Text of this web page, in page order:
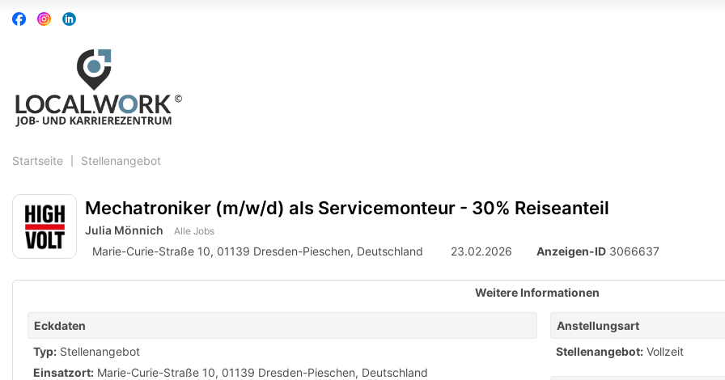
Accessibility
Modus
zum
Inhalt
Auf Auf
folgen
Auf
folgen
Startseite Stellenangebot
Mechatroniker (m/w/d) als Servicemonteur - 30% Reiseanteil
Julia Mönnich Alle Jobs
Marie-Curie-Straße 10, 01139 Dresden-Pieschen, Deutschland 23.02.2026 Anzeigen-ID 3066637
Weitere Informationen
Eckdaten
Typ: Stellenangebot
Einsatzort: Marie-Curie-Straße 10, 01139 Dresden-Pieschen, Deutschland
Anstellungsart
Stellenangebot: Vollzeit